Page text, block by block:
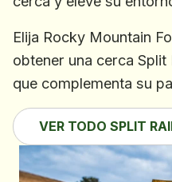
Elija Rocky Mountain
obtener una cerca
que complementa su
VER TODO SPLIT